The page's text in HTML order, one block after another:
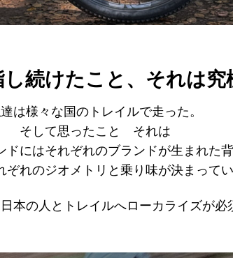
続けたこと、それは
は様々な国のトレイルで走った。
そして思ったこと それは
ドにはそれぞれのブランドが生まれた
ぞれのジオメトリと乗り味が決まって
本の人とトレイルへローカライズが必